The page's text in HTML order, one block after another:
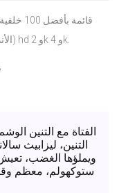
(الأندرويد والأيفون) و اللاب توب، بجودات hd و 2k و 4k.
الفتاة مع التنين
التنين، ليزابيث
ويملؤها الغضب،
ستوكهولم، معظم